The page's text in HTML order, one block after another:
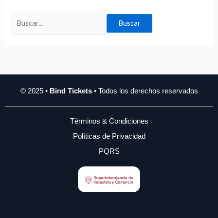
© 2025 • Bind Tickets• Todos los derechos reservados
Términos & Condiciones
Políticas de Privacidad
PQRS